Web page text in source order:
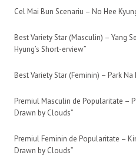
Cel Mai Bun Scenariu – No Hee
Best Variety Star (Masculin) – Yang
Hyung’s Short-erview”
Best Variety Star (Feminin) – Park Na
Premiul Masculin de Popularitate –
Drawn by Clouds”
Premiul Feminin de Popularitate –
Drawn by Clouds”